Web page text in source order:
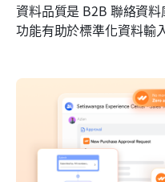
資料品質是 B2B 聯絡資料
功能有助於標準化資料輸